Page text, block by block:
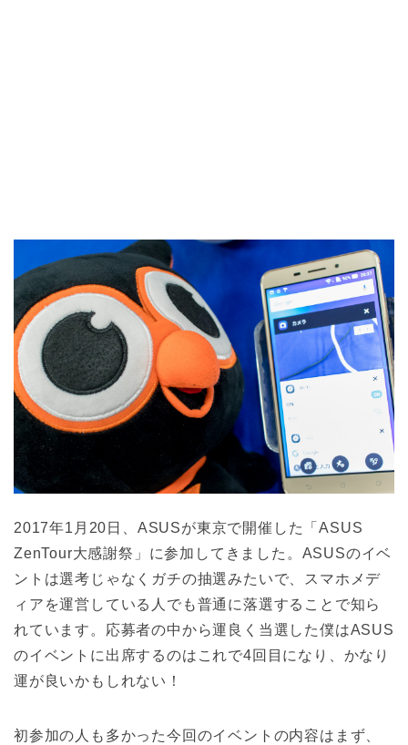
2017年1月20日、ASUSが東京で開催した「ASUS
ZenTour大感謝祭」に参加してきました。ASUSのイベ
ントは選考じゃなくガチの抽選みたいで、スマホメデ
ィアを運営している人でも普通に落選することで知ら
れています。応募者の中から運良く当選した僕はASUS
のイベントに出席するのはこれで4回目になり、かなり
運が良いかもしれない！
初参加の人も多かった今回のイベントの内容はまず、